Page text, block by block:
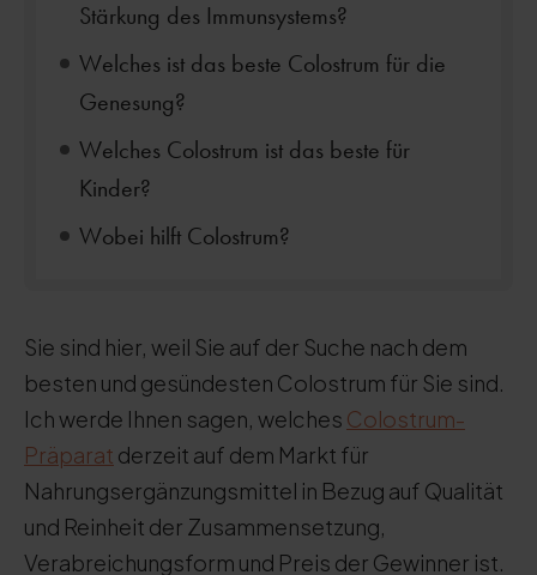
Stärkung des Immunsystems?
Welches ist das beste Colostrum für die
Genesung?
Welches Colostrum ist das beste für
Kinder?
Wobei hilft Colostrum?
Sie sind hier, weil Sie auf der Suche nach dem
besten und gesündesten Colostrum für Sie sind.
Ich werde Ihnen sagen, welches Colostrum-
Präparat derzeit auf dem Markt für
Nahrungsergänzungsmittel in Bezug auf Qualität
und Reinheit der Zusammensetzung,
Verabreichungsform und Preis der Gewinner ist.